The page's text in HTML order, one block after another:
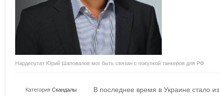
Нардепутат Юрий Шаповалов мог быть связан с покупкой танкеров для РФ
Категория Скандалы
В последнее время в Украине стало